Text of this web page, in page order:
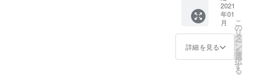
12mm
（リン
グを除
く）
表
紙：本
牛革
ズ 縦
180mm
130mm
厚さ
約
14mm
滑らか
さの
「OK
フール
や竹
100%か
は、在
庫状況
により
ますこ
とをご
取り入
れた新
感覚
メモで
す。 用
は、
「Refi
stick」
、
「Refill
ノート
には、
ご支援
いただ
いた方
＋こど
も達へ
のノー
ト１
冊】
①indig
o
2021
年01
月
詳細を見る
こ
の
リ
タ
ー
ン
を
選
択
す
る